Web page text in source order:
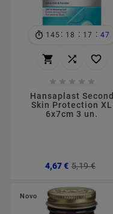
145 : 18 : 17 : 45
  
    
Hansaplast Second
Skin Protection XL
6x7cm 3 un.
4,67 € 5,19 €
Novo